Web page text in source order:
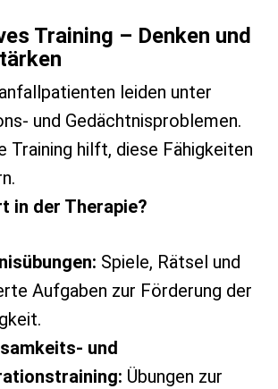
Training – Denken und
leiden unter
und Gedächtnisproblemen.
Training hilft, diese Fähigkeiten
in der Therapie?
Spiele, Rätsel und
Aufgaben zur Förderung der
und
Übungen zur